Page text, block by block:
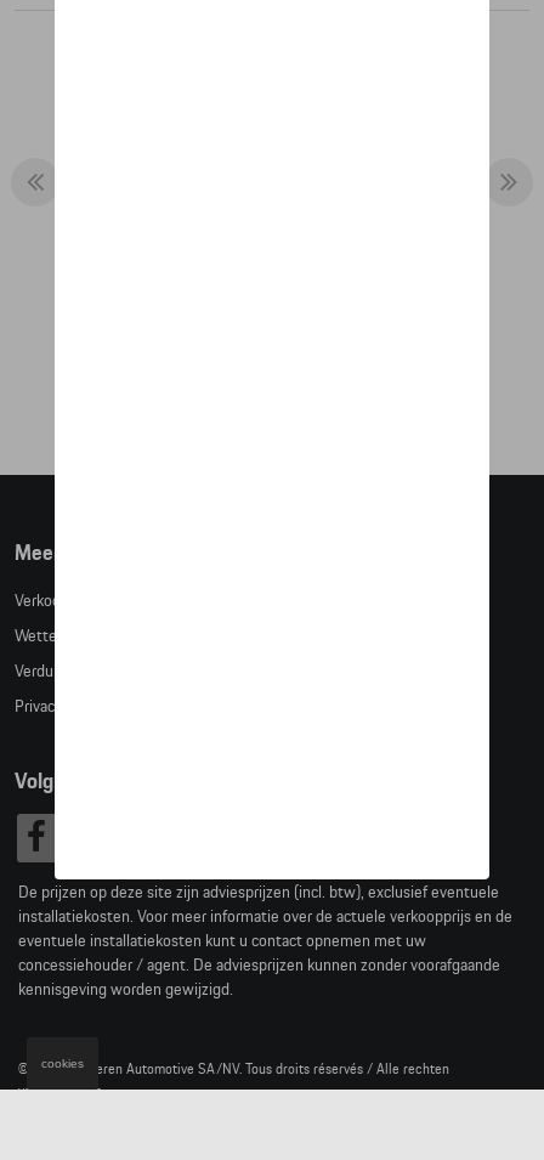
Meer info
Verkoopsvoorwaarden
Wettelijke bepalingen
Verduidelijking kledingmaten
Privacybeleid
Volg Ons
De prijzen op deze site zijn adviesprijzen (incl. btw), exclusief eventuele
installatiekosten. Voor meer informatie over de actuele verkoopprijs en de
eventuele installatiekosten kunt u contact opnemen met uw
concessiehouder / agent. De adviesprijzen kunnen zonder voorafgaande
kennisgeving worden gewijzigd.
© 2026 D'Ieteren Automotive SA/NV. Tous droits réservés / Alle rechten
voorbehouden.
cookies